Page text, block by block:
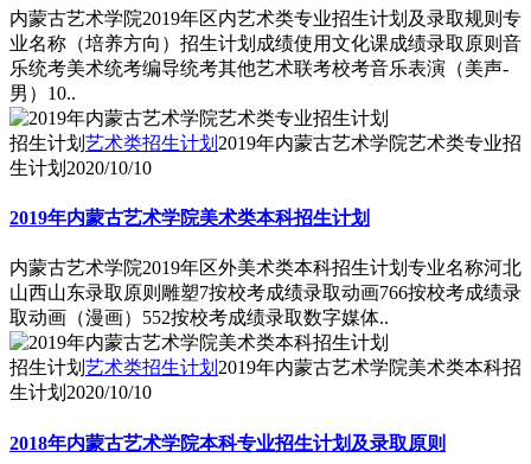
内蒙古艺术学院2019年区内艺术类专业招生计划及录取规则专
业名称（培养方向）招生计划成绩使用文化课成绩录取原则音
乐统考美术统考编导统考其他艺术联考校考音乐表演（美声-
男）10..
招生计划 艺术类招生计划 2019年内蒙古艺术学院艺术类专业招
生计划 2020/10/10
2019年内蒙古艺术学院美术类本科招生计划
内蒙古艺术学院2019年区外美术类本科招生计划专业名称河北
山西山东录取原则雕塑7按校考成绩录取动画766按校考成绩录
取动画（漫画）552按校考成绩录取数字媒体..
招生计划 艺术类招生计划 2019年内蒙古艺术学院美术类本科招
生计划 2020/10/10
2018年内蒙古艺术学院本科专业招生计划及录取原则